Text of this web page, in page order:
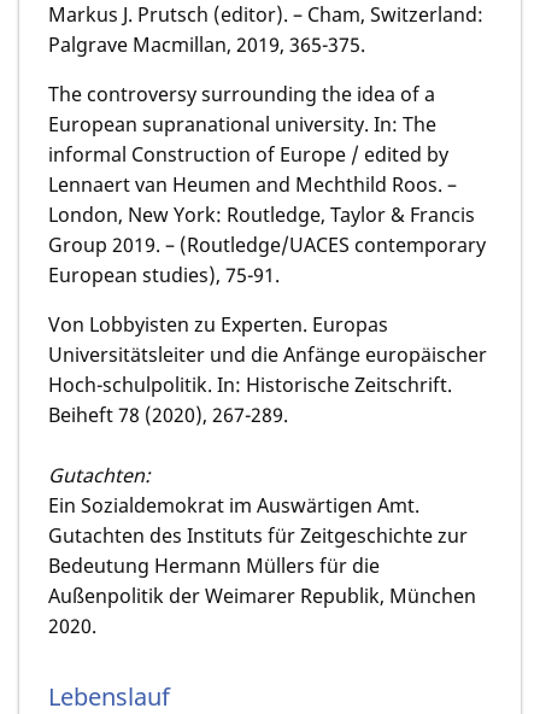
Markus J. Prutsch (editor). – Cham, Switzerland:
Palgrave Macmillan, 2019, 365-375.
The controversy surrounding the idea of a
European supranational university. In: The
informal Construction of Europe / edited by
Lennaert van Heumen and Mechthild Roos. –
London, New York: Routledge, Taylor & Francis
Group 2019. – (Routledge/UACES contemporary
European studies), 75-91.
Von Lobbyisten zu Experten. Europas
Universitätsleiter und die Anfänge europäischer
Hoch-schulpolitik. In: Historische Zeitschrift.
Beiheft 78 (2020), 267-289.
Gutachten:
Ein Sozialdemokrat im Auswärtigen Amt.
Gutachten des Instituts für Zeitgeschichte zur
Bedeutung Hermann Müllers für die
Außenpolitik der Weimarer Republik, München
2020.
Lebenslauf